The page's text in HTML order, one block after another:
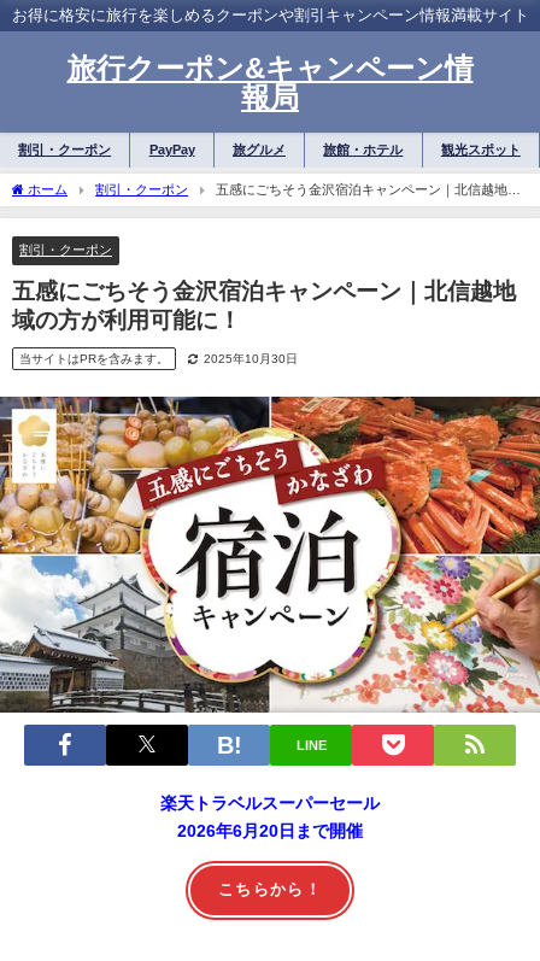
お得に格安に旅行を楽しめるクーポンや割引キャンペーン情報満載サイト
旅行クーポン&キャンペーン情
報局
割引・クーポン PayPay 旅グルメ 旅館・ホテル 観光スポット
ホーム 割引・クーポン
五感にごちそう金沢宿泊キャンペーン｜北信越地域
の方が利用可能に！
割引・クーポン
五感にごちそう金沢宿泊キャンペーン｜北信越地
域の方が利用可能に！
当サイトはPRを含みます。 2025年10月30日
LINE
楽天トラベルスーパーセール
2026年6月20日まで開催
こちらから！